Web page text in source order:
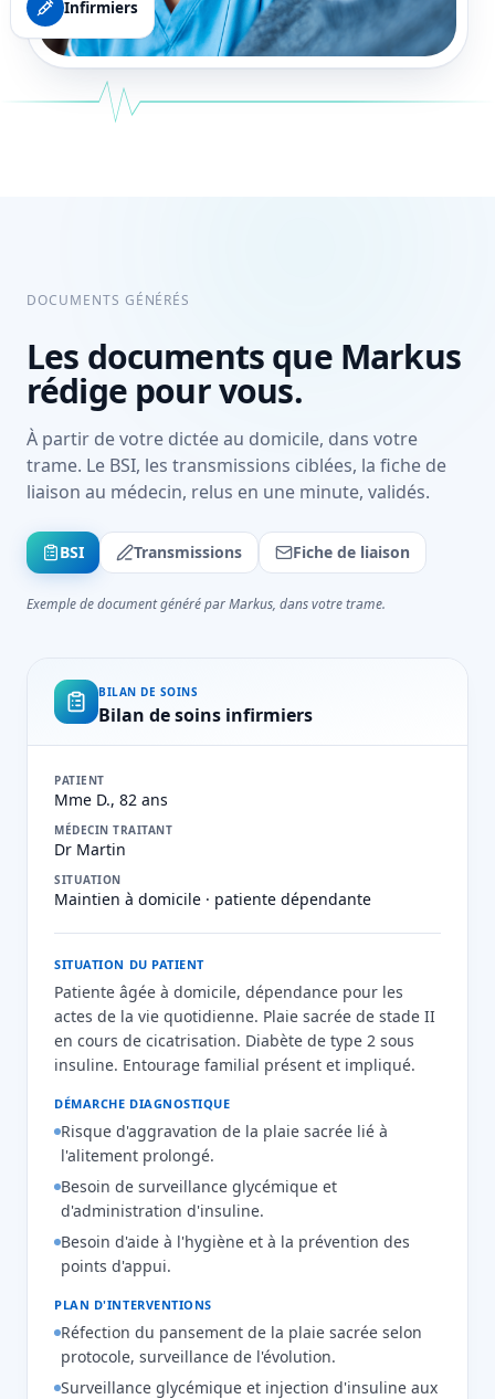
Infirmiers
DOCUMENTS GÉNÉRÉS
Les documents que Markus
rédige pour vous.
À partir de votre dictée au domicile, dans votre
trame. Le BSI, les transmissions ciblées, la fiche de
liaison au médecin, relus en une minute, validés.
BSI Transmissions Fiche de liaison
Exemple de document généré par Markus, dans votre trame.
BILAN DE SOINS
Bilan de soins infirmiers
PATIENT
Mme D., 82 ans
MÉDECIN TRAITANT
Dr Martin
SITUATION
Maintien à domicile · patiente dépendante
SITUATION DU PATIENT
Patiente âgée à domicile, dépendance pour les
actes de la vie quotidienne. Plaie sacrée de stade II
en cours de cicatrisation. Diabète de type 2 sous
insuline. Entourage familial présent et impliqué.
DÉMARCHE DIAGNOSTIQUE
Risque d'aggravation de la plaie sacrée lié à
l'alitement prolongé.
Besoin de surveillance glycémique et
d'administration d'insuline.
Besoin d'aide à l'hygiène et à la prévention des
points d'appui.
PLAN D'INTERVENTIONS
Réfection du pansement de la plaie sacrée selon
protocole, surveillance de l'évolution.
Surveillance glycémique et injection d'insuline aux